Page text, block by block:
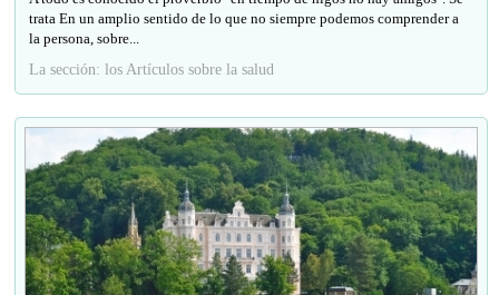
trata En un amplio sentido de lo que no siempre podemos comprender a
la persona, sobre...
La sección: los Artículos sobre la salud